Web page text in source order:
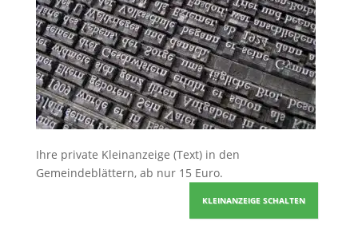
Ihre private Kleinanzeige (Text) in den
Gemeindeblättern, ab nur 15 Euro.
KLEINANZEIGE SCHALTEN